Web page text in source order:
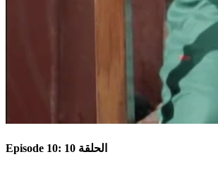
Episode 10: الحلقة 10